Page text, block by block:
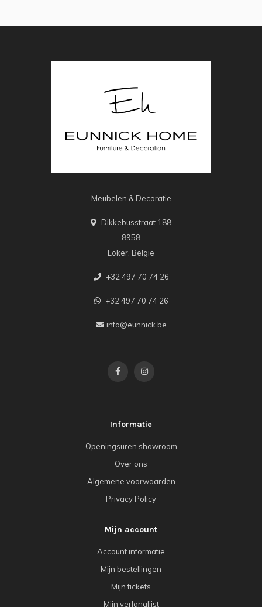
Meubelen & Decoratie
Dikkebusstraat 188
8958
Loker, België
+32 497 70 74 26
+32 497 70 74 26
info@eunnick.be
Informatie
Openingsuren showroom
Over ons
Algemene voorwaarden
Privacy Policy
Mijn account
Account informatie
Mijn bestellingen
Mijn tickets
Mijn verlanglijst